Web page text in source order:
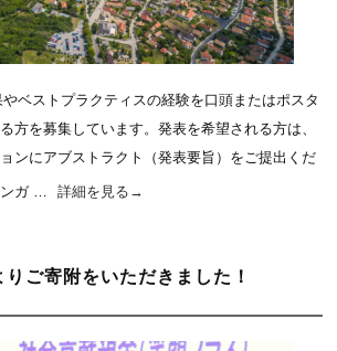
ベストプラクティスの経験を口頭またはポスタ
方を募集しています。発表を希望される方は、
ンにアブストラクト（発表要旨）をご提出くだ
ガ … 詳細を見る →
ご寄附をいただきました！